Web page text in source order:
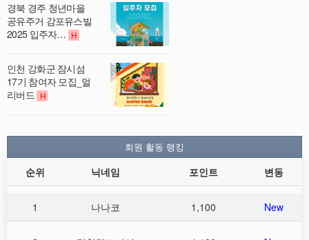
경북 경주 청년마을
공유주거 감포유스빌
2025 입주자… H
인천 강화군 잠시섬
17기 참여자 모집_얼
리버드 H
회원 활동 랭킹
순위 닉네임 포인트 변동
1 나나코 1,100 New